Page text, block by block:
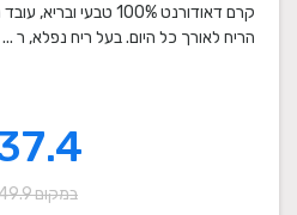
קרם דאודורנט 100%
הריח לאורך כל היום. בעל ריח נפלא, ר ...
במקום 49.9 ₪